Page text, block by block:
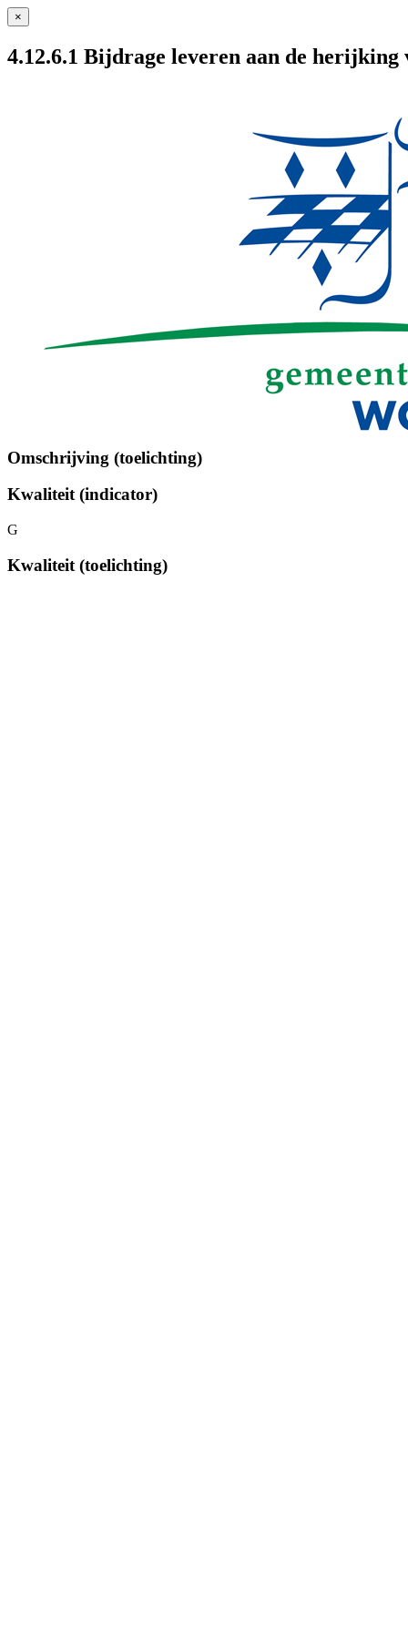
×
4.12.6.1 Bijdrage leveren aan de herijking
Omschrijving (toelichting)
Kwaliteit (indicator)
G
Kwaliteit (toelichting)